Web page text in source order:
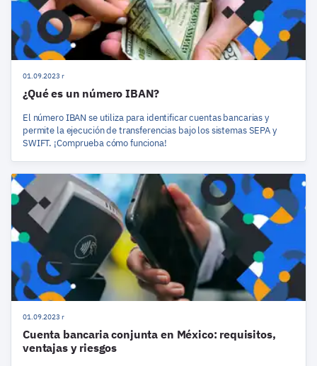
01.09.2023 r
¿Qué es un número IBAN?
El número IBAN se utiliza para identificar cuentas bancarias y
permite la ejecución de transferencias bajo los sistemas SEPA y
SWIFT. ¡Comprueba cómo funciona!
01.09.2023 r
Cuenta bancaria conjunta en México: requisitos,
ventajas y riesgos